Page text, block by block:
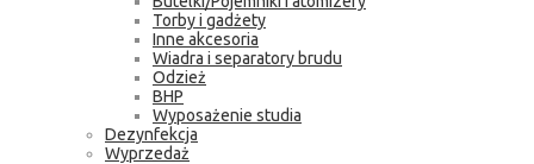
Torby i gadżety
Inne akcesoria
Wiadra i separatory brudu
Odzież
BHP
Wyposażenie studia
Dezynfekcja
Wyprzedaż